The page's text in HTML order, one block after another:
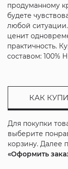
продуманному
будете
любой
ценит
практичность.
составом: 100%
КАК
Для покупки
выберите
корзину. Далее
«Оформить